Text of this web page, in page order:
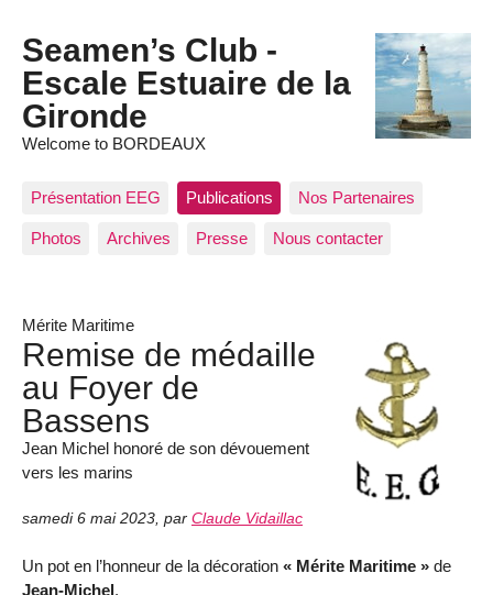
Seamen’s Club -
Escale Estuaire de la
Gironde
Welcome to BORDEAUX
Présentation EEG Publications Nos Partenaires
Photos Archives Presse Nous contacter
Mérite Maritime
Remise de médaille
au Foyer de
Bassens
Jean Michel honoré de son dévouement
vers les marins
samedi 6 mai 2023 par Claude Vidaillac
Un pot en l’honneur de la décoration « Mérite Maritime » de
Jean-Michel .